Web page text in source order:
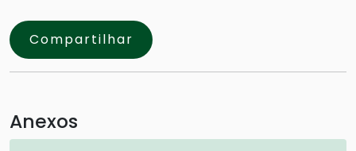
Compartilhar
Anexos